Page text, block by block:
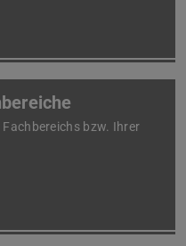
bzw. Ihrer